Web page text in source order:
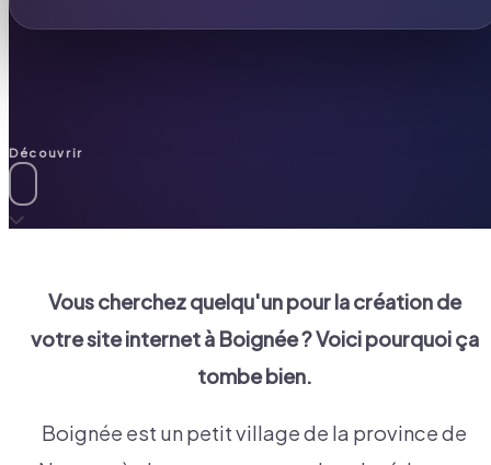
Découvrir
Vous cherchez quelqu'un pour la création de
votre site internet à Boignée? Voici pourquoi ça
tombe bien.
Boignée est un petit village de la province de